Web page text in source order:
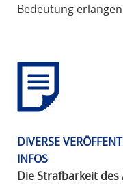
Bedeutung
DIVERSE
INFOS
Die Strafbarkeit